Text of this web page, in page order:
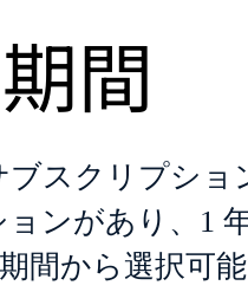
間
ブスクリプショ
ンがあり、1
間から選択可能